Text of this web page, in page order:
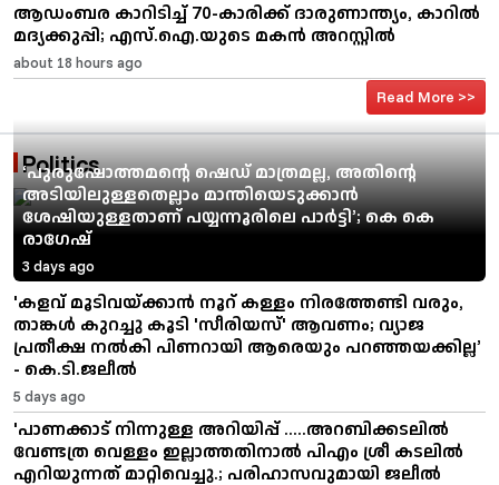
ആഡംബര കാറിടിച്ച് 70-കാരിക്ക് ദാരുണാന്ത്യം, കാറിൽ
മദ്യക്കുപ്പി; എസ്.ഐ.യുടെ മകൻ അറസ്റ്റിൽ
about 18 hours ago
Read More >>
Politics
‘പുരുഷോത്തമന്റെ ഷെഡ് മാത്രമല്ല, അതിന്റെ
അടിയിലുള്ളതെല്ലാം മാന്തിയെടുക്കാന്‍
ശേഷിയുള്ളതാണ് പയ്യന്നൂരിലെ പാര്‍ട്ടി’; കെ കെ
രാഗേഷ്
3 days ago
'കളവ് മൂടിവയ്ക്കാന്‍ നൂറ് കള്ളം നിരത്തേണ്ടി വരും,
താങ്കൾ കുറച്ചു കൂടി 'സീരിയസ്' ആവണം; വ്യാജ
പ്രതീക്ഷ നൽകി പിണറായി ആരെയും പറഞ്ഞയക്കില്ല’
- കെ.ടി.ജലീല്‍
5 days ago
'പാണക്കാട് നിന്നുള്ള അറിയിപ്പ് .....അറബിക്കടലിൽ
വേണ്ടത്ര വെള്ളം ഇല്ലാത്തതിനാൽ പിഎം ശ്രീ കടലിൽ
എറിയുന്നത് മാറ്റിവെച്ചു.; പരിഹാസവുമായി ജലീൽ